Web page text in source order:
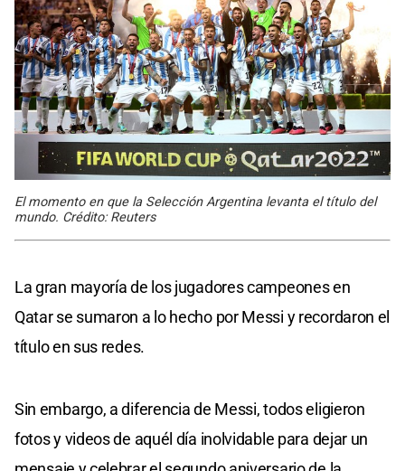
El momento en que la Selección Argentina levanta el título del
mundo. Crédito: Reuters
La gran mayoría de los jugadores campeones en
Qatar se sumaron a lo hecho por Messi y recordaron el
título en sus redes.
Sin embargo, a diferencia de Messi, todos eligieron
fotos y videos de aquél día inolvidable para dejar un